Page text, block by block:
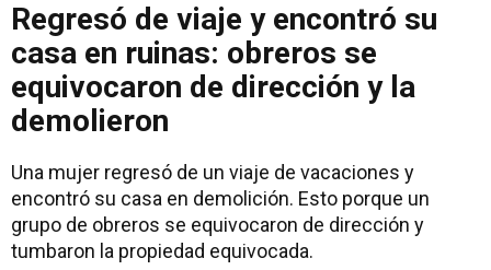
Regresó de viaje y encontró su
casa en ruinas: obreros se
equivocaron de dirección y la
demolieron
Una mujer regresó de un viaje de vacaciones y
encontró su casa en demolición. Esto porque un
grupo de obreros se equivocaron de dirección y
tumbaron la propiedad equivocada.